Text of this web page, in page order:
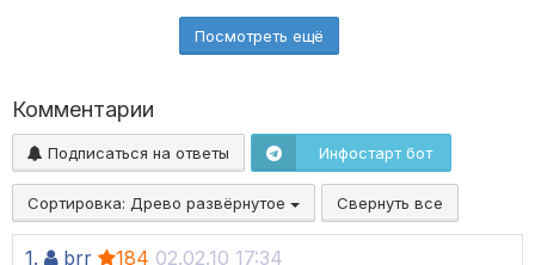
Посмотреть ещё
Комментарии
Подписаться на ответы Инфостарт бот
Сортировка: Древо развёрнутое Свернуть все
1. brr 184 02.02.10 17:34